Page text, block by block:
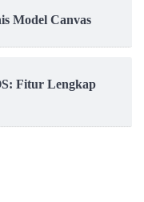
Model Canvas
Fitur Lengkap